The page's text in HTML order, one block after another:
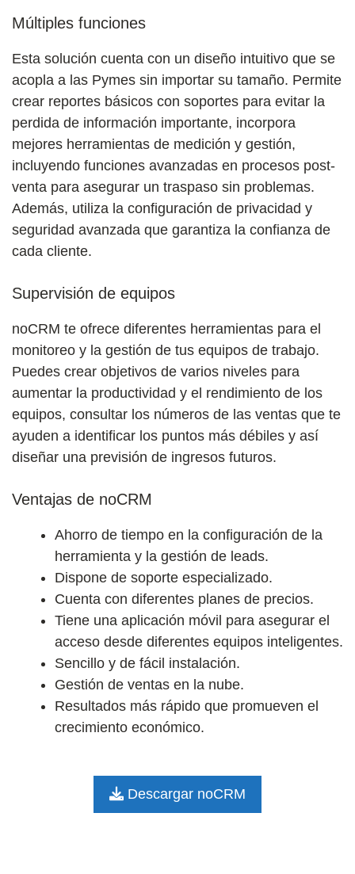
Múltiples funciones
Esta solución cuenta con un diseño intuitivo que se
acopla a las Pymes sin importar su tamaño. Permite
crear reportes básicos con soportes para evitar la
perdida de información importante, incorpora
mejores herramientas de medición y gestión,
incluyendo funciones avanzadas en procesos post-
venta para asegurar un traspaso sin problemas.
Además, utiliza la configuración de privacidad y
seguridad avanzada que garantiza la confianza de
cada cliente.
Supervisión de equipos
noCRM te ofrece diferentes herramientas para el
monitoreo y la gestión de tus equipos de trabajo.
Puedes crear objetivos de varios niveles para
aumentar la productividad y el rendimiento de los
equipos, consultar los números de las ventas que te
ayuden a identificar los puntos más débiles y así
diseñar una previsión de ingresos futuros.
Ventajas de noCRM
Ahorro de tiempo en la configuración de la
herramienta y la gestión de leads.
Dispone de soporte especializado.
Cuenta con diferentes planes de precios.
Tiene una aplicación móvil para asegurar el
acceso desde diferentes equipos inteligentes.
Sencillo y de fácil instalación.
Gestión de ventas en la nube.
Resultados más rápido que promueven el
crecimiento económico.
Descargar noCRM